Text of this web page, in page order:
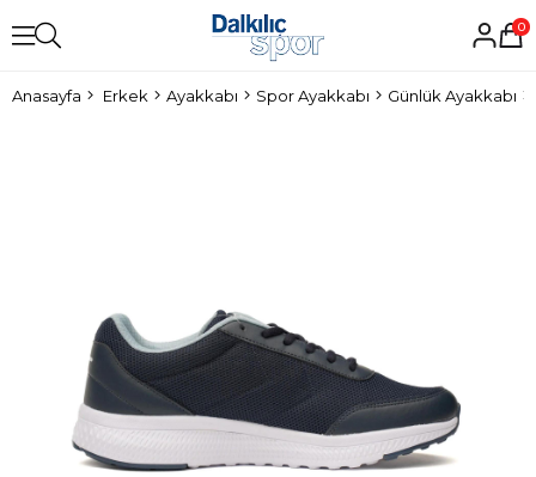
0
Anasayfa Erkek Ayakkabı Spor Ayakkabı Günlük Ayakkabı